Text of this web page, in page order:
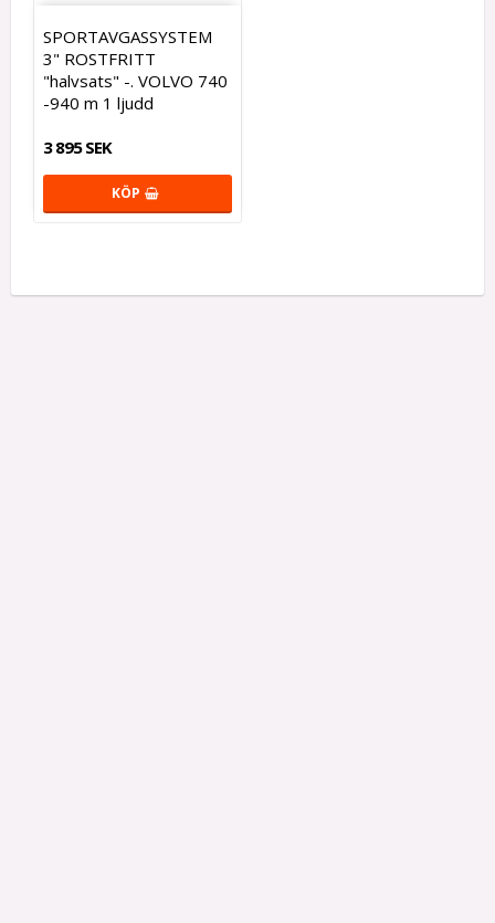
SPORTAVGASSYSTEM
3" ROSTFRITT
"halvsats" -. VOLVO 740
-940 m 1 ljudd
3 895 SEK
KÖP